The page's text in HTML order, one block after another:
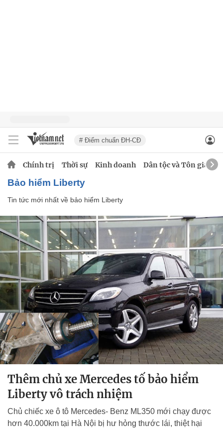
# Điểm chuẩn ĐH-CĐ
Chính trị Thời sự Kinh doanh Dân tộc và Tôn giáo
bảo hiểm Liberty
Tin tức mới nhất về bảo hiểm Liberty
Thêm chủ xe Mercedes tố bảo hiểm
Liberty vô trách nhiệm
Chủ chiếc xe ô tô Mercedes- Benz ML350 mới chạy được
hơn 40.000km tại Hà Nội bị hư hỏng thước lái, thiệt hại